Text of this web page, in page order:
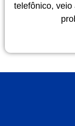
telefônico, veio